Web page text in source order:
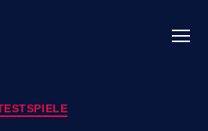
Kategorien